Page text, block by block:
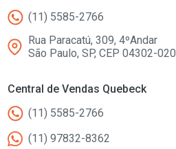
(11) 5585-2766
Rua Paracatú, 309, 4ºAndar
São Paulo, SP, CEP 04302-020
Central de Vendas Quebeck
(11) 5585-2766
(11) 97832-8362